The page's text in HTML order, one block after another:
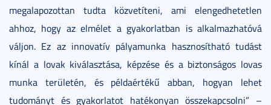
megalapozottan tudta közvetíteni, ami elengedhetetlen
ahhoz, hogy az elmélet a gyakorlatban is alkalmazhatóvá
váljon. Ez az innovatív pályamunka hasznosítható tudást
kínál a lovak kiválasztása, képzése és a biztonságos lovas
munka területén, és példaértékű abban, hogyan lehet
tudományt és gyakorlatot hatékonyan összekapcsolni” –